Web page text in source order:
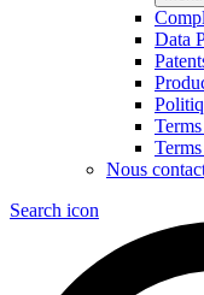
Data
Nous
Search icon